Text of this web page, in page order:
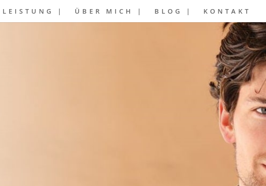
LEISTUNG | ÜBER MICH | BLOG | KONTAKT